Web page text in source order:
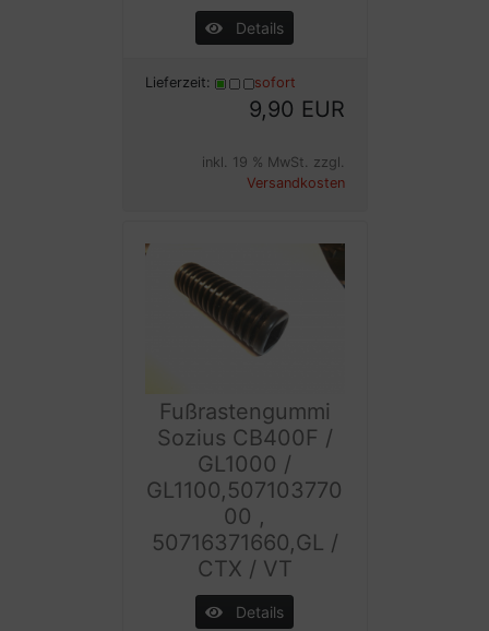
Details
Lieferzeit: sofort
9,90 EUR
inkl. 19 % MwSt. zzgl.
Versandkosten
Fußrastengummi
Sozius CB400F /
GL1000 /
GL1100,507103770
00 ,
50716371660,GL /
CTX / VT
Details